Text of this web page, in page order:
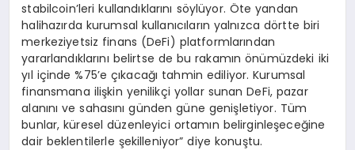
stabilcoin’leri kullandıklarını söylüyor. Öte yandan
halihazırda kurumsal kullanıcıların yalnızca dörtte biri
merkeziyetsiz finans (DeFi) platformlarından
yararlandıklarını belirtse de bu rakamın önümüzdeki iki
yıl içinde %75’e çıkacağı tahmin ediliyor. Kurumsal
finansmana ilişkin yenilikçi yollar sunan DeFi, pazar
alanını ve sahasını günden güne genişletiyor. Tüm
bunlar, küresel düzenleyici ortamın belirginleşeceğine
dair beklentilerle şekilleniyor” diye konuştu.